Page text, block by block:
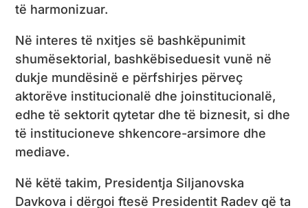
të harmonizuar.
Në interes të nxitjes së bashkëpunimit
shumësektorial, bashkëbiseduesit vunë në
dukje mundësinë e përfshirjes përveç
aktorëve institucionalë dhe joinstitucionalë,
edhe të sektorit qytetar dhe të biznesit, si dhe
të institucioneve shkencore-arsimore dhe
mediave.
Në këtë takim, Presidentja Siljanovska
Davkova i dërgoi ftesë Presidentit Radev që ta